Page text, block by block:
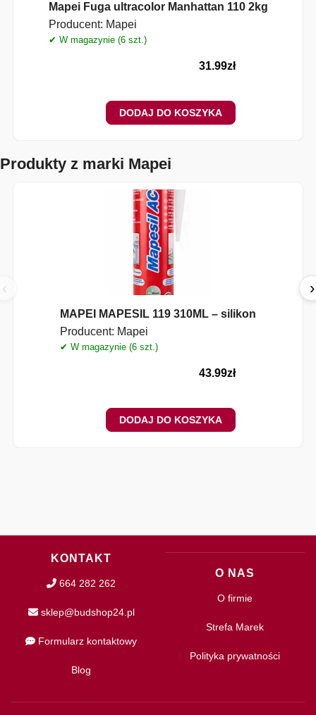
Mapei Fuga ultracolor Manhattan 110 2kg
Producent: Mapei
✔ W magazynie (6 szt.)
31.99zł
DODAJ DO KOSZYKA
Produkty z marki Mapei
‹
MAPEI MAPESIL 119 310ML – silikon
Producent: Mapei
✔ W magazynie (6 szt.)
43.99zł
DODAJ DO KOSZYKA
›
KONTAKT
664 282 262
sklep@budshop24.pl
Formularz kontaktowy
Blog
O NAS
O firmie
Strefa Marek
Polityka prywatności